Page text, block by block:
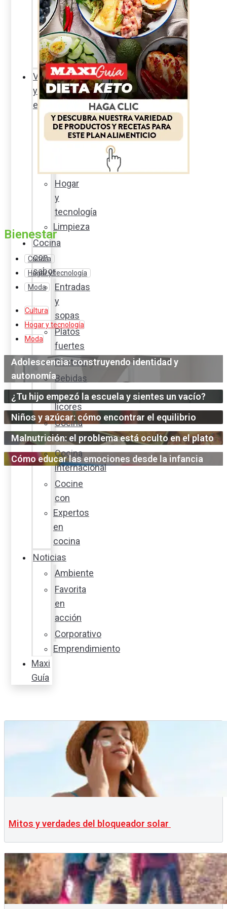
Sexualidad
responsable
En
la
percha
Vida
y
estilo
Productos
nuevos
Hogar
y
tecnología
Limpieza
Cocina
con
sabor
Entradas
y
sopas
Platos
fuertes
Postres
Bebidas
y
licores
Cocina
ecuatoriana
Cocina
internacional
Cocine
con
Expertos
en
cocina
Noticias
Ambiente
Favorita
en
acción
Corporativo
Emprendimiento
Maxi
Guía
Bienestar
Cultura
Hogar y tecnología
Moda
Cultura
Hogar y tecnología
Moda
Adolescencia: construyendo identidad y
autonomía
¿Tu hijo empezó la escuela y sientes un vacío?
Niños y azúcar: cómo encontrar el equilibrio
Malnutrición: el problema está oculto en el plato
Cómo educar las emociones desde la infancia
Mitos y verdades del bloqueador solar